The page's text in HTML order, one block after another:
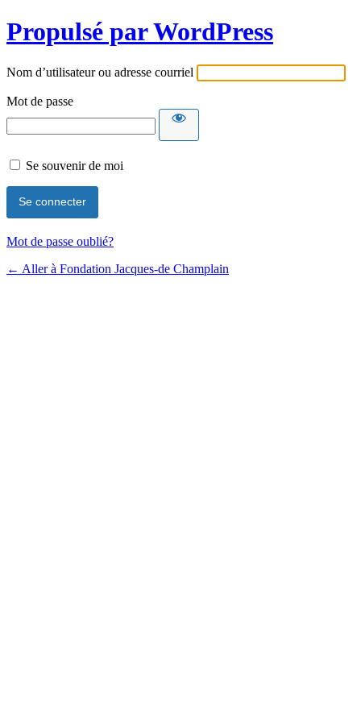
Propulsé par WordPress
Nom d’utilisateur ou adresse courriel
Mot de passe
Se souvenir de moi
Mot de passe oublié?
← Aller à Fondation Jacques-de Champlain